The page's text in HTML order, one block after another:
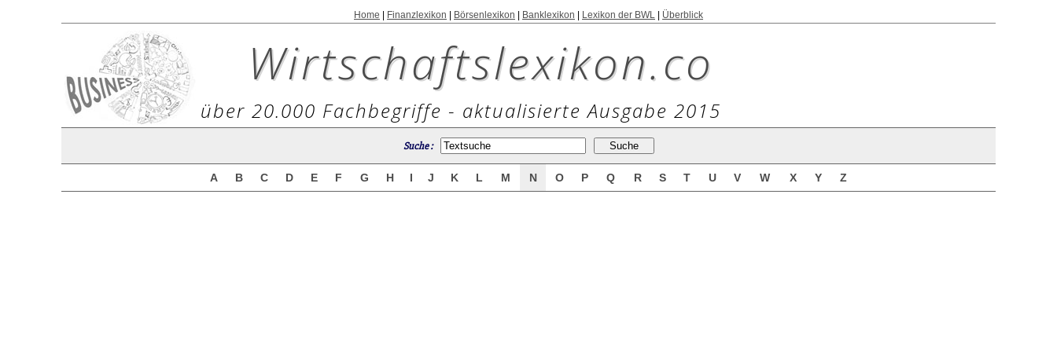
Home Finanzlexikon Börsenlexikon Banklexikon Lexikon der BWL Überblick
Wirtschaftslexikon.co
über 20.000 Fachbegriffe - aktualisierte Ausgabe 2015
Suche :
A B C D E F G H I J K L M N O P Q R S T U V W X Y Z